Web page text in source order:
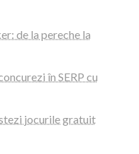
de la pereche la
în SERP cu
jocurile gratuit